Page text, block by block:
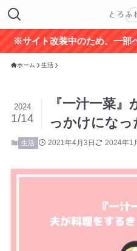
※サイト改装中のため、一部
ホーム 生活
『一汁一菜
っかけになっ
2024
1/14
生活 2021年4月3日 2024年1